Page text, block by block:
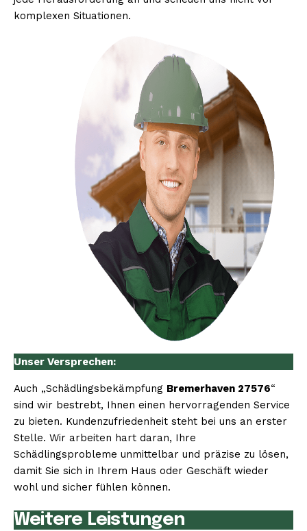
komplexen Situationen.
Unser Versprechen:
Auch „Schädlingsbekämpfung Bremerhaven 27576“
sind wir bestrebt, Ihnen einen hervorragenden Service
zu bieten. Kundenzufriedenheit steht bei uns an erster
Stelle. Wir arbeiten hart daran, Ihre
Schädlingsprobleme unmittelbar und präzise zu lösen,
damit Sie sich in Ihrem Haus oder Geschäft wieder
wohl und sicher fühlen können.
Weitere Leistungen